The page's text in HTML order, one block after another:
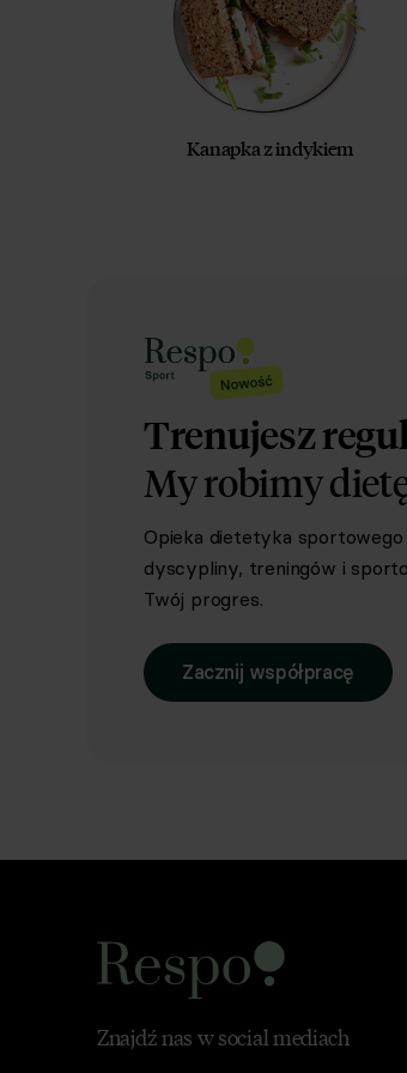
Kanapka z indykiem
Trenujesz
My robimy
Opieka dietetyka
dyscypliny, treningów i
Twój progres.
Zacznij współpracę
Znajdź nas w social mediach